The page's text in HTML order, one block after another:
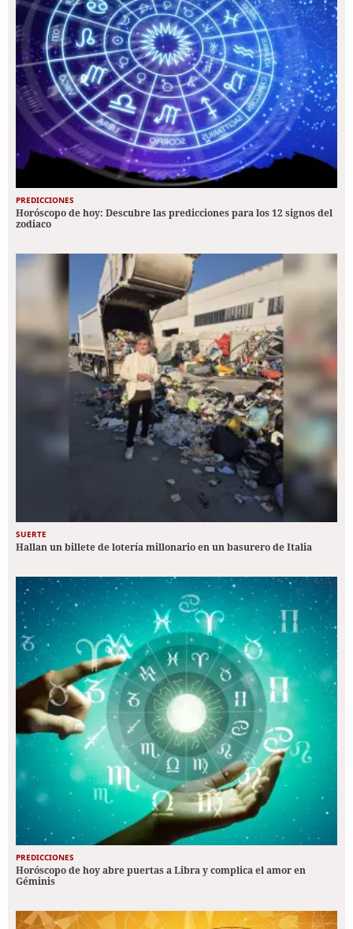
PREDICCIONES
Horóscopo de hoy: Descubre las predicciones para los 12 signos del
zodiaco
SUERTE
Hallan un billete de lotería millonario en un basurero de Italia
PREDICCIONES
Horóscopo de hoy abre puertas a Libra y complica el amor en
Géminis